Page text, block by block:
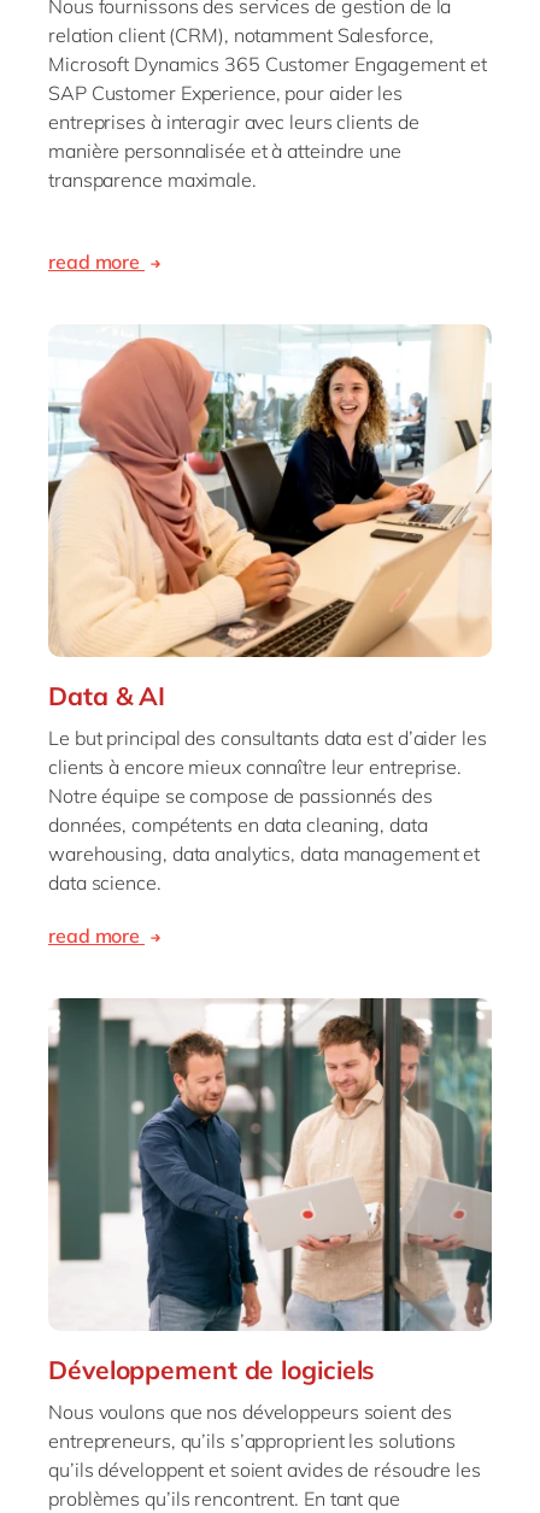
Nous fournissons des services de gestion de la
relation client (CRM), notamment Salesforce,
Microsoft Dynamics 365 Customer Engagement et
SAP Customer Experience, pour aider les
entreprises à interagir avec leurs clients de
manière personnalisée et à atteindre une
transparence maximale.
read more
Data & AI
Le but principal des consultants data est d’aider les
clients à encore mieux connaître leur entreprise.
Notre équipe se compose de passionnés des
données, compétents en data cleaning, data
warehousing, data analytics, data management et
data science.
read more
Développement de logiciels
Nous voulons que nos développeurs soient des
entrepreneurs, qu’ils s’approprient les solutions
qu’ils développent et soient avides de résoudre les
problèmes qu’ils rencontrent. En tant que